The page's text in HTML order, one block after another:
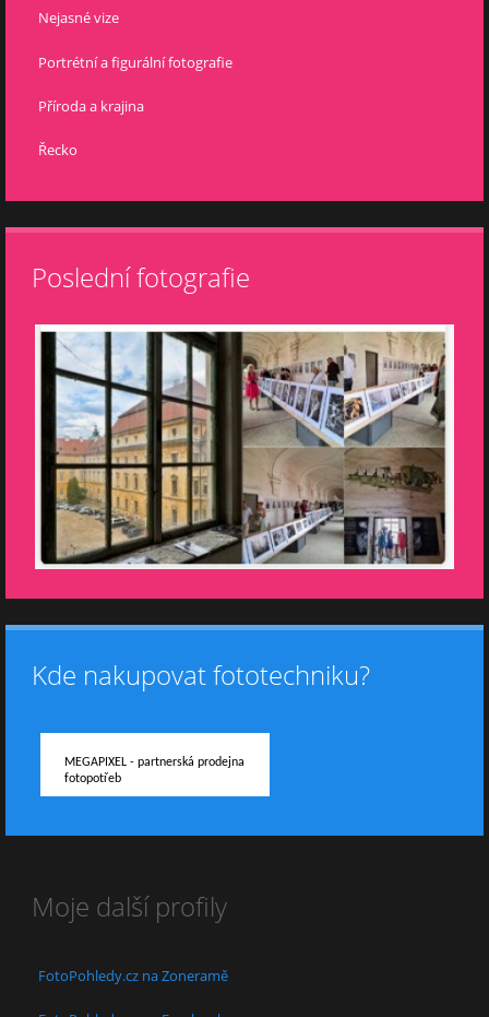
Nejasné vize
Portrétní a figurální fotografie
Příroda a krajina
Řecko
Poslední fotografie
Kde nakupovat fototechniku?
MEGAPIXEL - partnerská prodejna
fotopotřeb
Moje další profily
FotoPohledy.cz na Zoneramě